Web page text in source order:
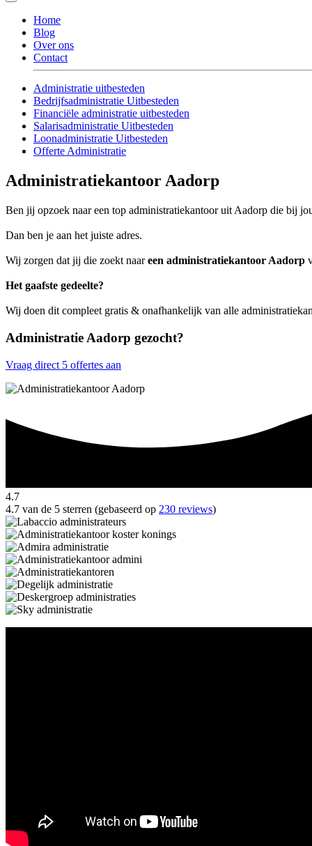
Home
Blog
Over ons
Contact
Administratie uitbesteden
Bedrijfsadministratie Uitbesteden
Financiële administratie uitbesteden
Salarisadministratie Uitbesteden
Loonadministratie Uitbesteden
Offerte Administratie
Administratiekantoor Aadorp
Ben jij opzoek naar een top administratiekantoor uit Aadorp die bij
Dan ben je aan het juiste adres.
Wij zorgen dat jij die zoekt naareen administratiekantoor Aadorp
Het gaafste gedeelte?
Wij doen dit compleet gratis & onafhankelijk van alle
Administratie Aadorp gezocht?
Vraag direct 5 offertes aan
4.7
4.7 van de 5 sterren (gebaseerd op 230 reviews)